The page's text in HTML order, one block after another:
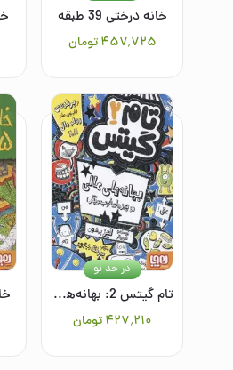
خانه درختی 39 طبقه
۴۵۷٬۷۲۵ تومان
تام گیتس 2: بهانه‌های عالی (و چیزهای خوب دیگر)
۴۲۷٬۲۱۰تومان
در حد نو